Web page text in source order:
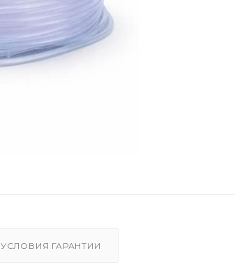
УСЛОВИЯ ГАРАНТИИ